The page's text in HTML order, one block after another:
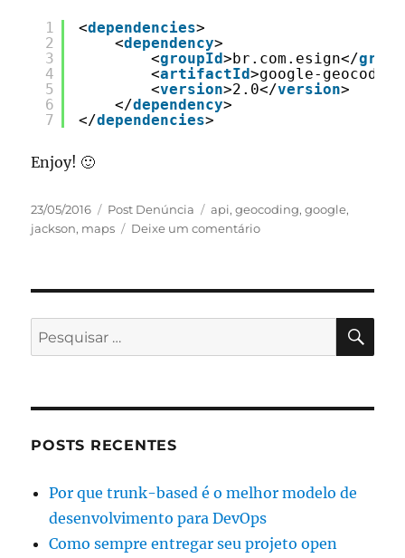
1
2
3
4
5
6
7
<dependencies>
<dependency>
<groupId>br.com.esign</
<artifactId>google-geocode</
<version>2.0</version>
</dependency>
</dependencies>
Enjoy! 🙂
Publicado
em
23/05/2016 Categorias
Post Denúncia Tags
api,geocoding,google,
jackson, maps Deixe um comentárioem
Pesquisar
por:
POSTS RECENTES
Por que trunk-based é o melhor modelo de
desenvolvimento para DevOps
Como sempre entregar seu projeto open